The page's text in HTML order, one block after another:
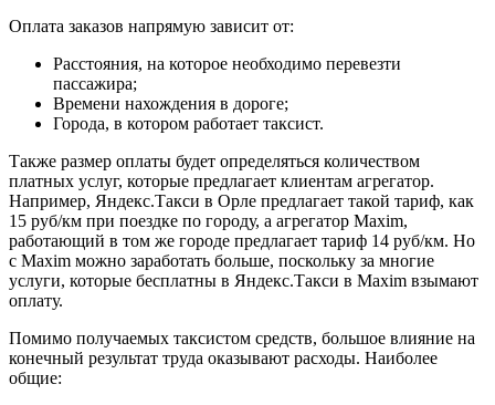
Оплата заказов напрямую зависит от:
Расстояния, на которое необходимо перевезти
пассажира;
Времени нахождения в дороге;
Города, в котором работает таксист.
Также размер оплаты будет определяться количеством
платных услуг, которые предлагает клиентам агрегатор.
Например, Яндекс.Такси в Орле предлагает такой тариф, как
15 руб/км при поездке по городу, а агрегатор Maxim,
работающий в том же городе предлагает тариф 14 руб/км. Но
с Maxim можно заработать больше, поскольку за многие
услуги, которые бесплатны в Яндекс.Такси в Maxim взымают
оплату.
Помимо получаемых таксистом средств, большое влияние на
конечный результат труда оказывают расходы. Наиболее
общие: